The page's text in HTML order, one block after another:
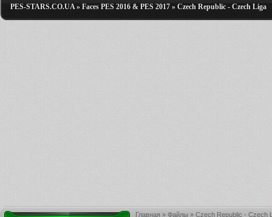
PES-STARS.CO.UA» Faces PES 2016 & PES 2017 » Czech Republic - Czech Liga
Главная » Файлы » Czech Republic - Czech